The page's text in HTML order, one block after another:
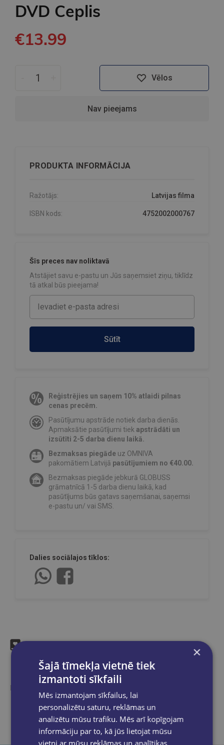
DVD Ceplis
€13.99
Vēlos
Nav pieejams
PRODUKTA INFORMĀCIJA
Ražotājs: Latvijas filma
ISBN kods: 4752002000767
Šīs preces nav noliktavā
Atstājiet savu e-pastu un Jūs saņemsiet ziņu, tiklīdz
tā atkal būs pieejama!
Sūtīt
Reģistrējies un saņem 10% atlaidi pilnas
cenas precēm.
Pasūtījumu apstrāde notiek darba dienās.
Apmaksātie pasūtījumi tiek apstrādāti un
izsūtīti 2-5 darba dienu laikā.
Bezmaksas piegāde uz OMNIVA
pakomātiem Latvijā pasūtījumiem no €40.00.
Bezmaksas piegāde jebkurā GLOBUSS
grāmatnīcā 1-5 darba dienu laikā, kad
pasūtījums būs gatavs saņemšanai, saņemsi
e-pastu un/ vai SMS.
Dalies sociālajos tīklos:
Līdzīgas preces
Ieskaties, varbūt noder
×
Šajā tīmekļa vietnē tiek
izmantoti sīkfaili
Mēs izmantojam sīkfailus, lai
personalizētu saturu, reklāmas un
analizētu mūsu trafiku. Mēs arī kopīgojam
informāciju par to, kā jūs lietojat mūsu
vietni ar mūsu reklāmas un analītikas